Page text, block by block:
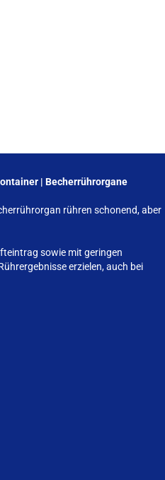
| Becherrührorgane
rühren schonend, aber
sowie mit geringen
erzielen, auch bei